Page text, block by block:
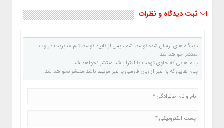
ثبت دیدگاه و نظرات
دیدگاه های ارسال شده توسط شما، پس از تایید توسط تیم مدیریت در وب
منتشر خواهد شد.
پیام هایی که حاوی تهمت یا افترا باشد منتشر نخواهد شد.
پیام هایی که به غیر از زبان فارسی یا غیر مرتبط باشد منتشر نخواهد شد.